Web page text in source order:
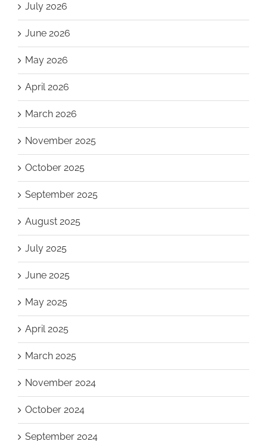
July 2026
June 2026
May 2026
April 2026
March 2026
November 2025
October 2025
September 2025
August 2025
July 2025
June 2025
May 2025
April 2025
March 2025
November 2024
October 2024
September 2024